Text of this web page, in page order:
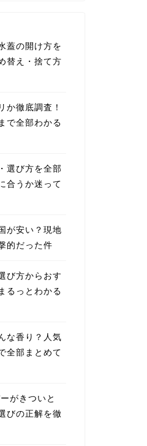
蓋の開け方を
替え・捨て方
か徹底調査！
で全部わかる
選び方を全部
合うか迷って
が安い？現地
的だった件
び方からおす
るっとわかる
な香り？人気
全部まとめて
がきついと
びの正解を徹